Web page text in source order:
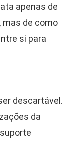
apenas de
mas de como
si para
descartável.
da